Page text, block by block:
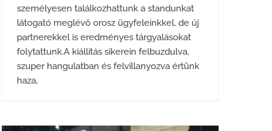
személyesen találkozhattunk a standunkat
látogató meglévő orosz ügyfeleinkkel, de új
partnerekkel is eredményes tárgyalásokat
folytattunk.A kiállítás sikerein felbuzdulva,
szuper hangulatban és felvillanyozva értünk
haza,